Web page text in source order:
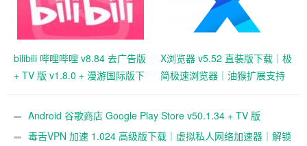
bilibili 哔哩哔哩 v8.84 去广告版
+ TV 版 v1.8.0 + 漫游国际版下
放支持
X浏览器 v5.52 直装版下载｜极
简极速浏览器｜油猴扩展支持
Android 谷歌商店 Google Play Store v50.1.34 + TV 版
v35.8.44 官方安装包下载｜应用游戏下载与数字内容中心
毒舌VPN 加速 1.024 高级版下载｜虚拟私人网络加速器｜解锁